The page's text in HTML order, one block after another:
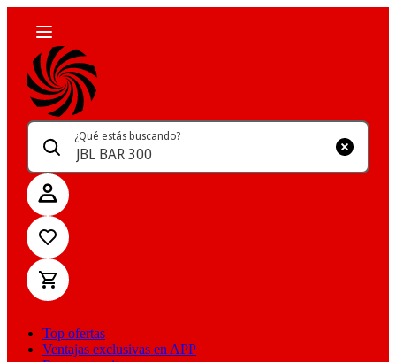
¿Qué estás buscando?
Top ofertas
Ventajas exclusivas en APP